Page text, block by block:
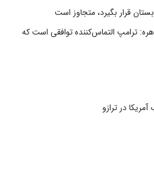
قرار بگیرد، متجاوز است
ترامپ التماس‌کننده توافقی است که
در ترازو